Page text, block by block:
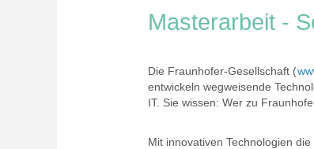
Masterarbeit -
Die Fraunhofer-Gesellschaft (
entwickeln wegweisende
IT. Sie wissen: Wer zu
Mit innovativen Technologien